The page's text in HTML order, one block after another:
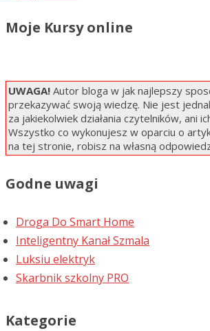
Moje Kursy online
UWAGA! Autor bloga w jak najlepszy
przekazywać swoją wiedzę. Nie jest
za jakiekolwiek działania czytelników, ani
Wszystko co wykonujesz w oparciu o
na tej stronie, robisz na własną
Godne uwagi
Droga Do Smart Home
Inteligentny Kanał Szmala
Luksiu elektryk
Skarbnik szkolny PRO
Kategorie